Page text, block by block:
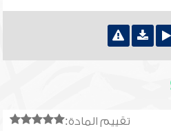
تقييم المادة: